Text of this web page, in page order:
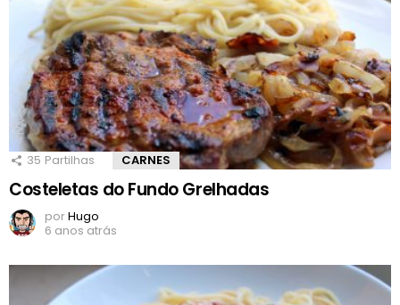
35 Partilhas CARNES
Costeletas do Fundo Grelhadas
porHugo
6 anos atrás